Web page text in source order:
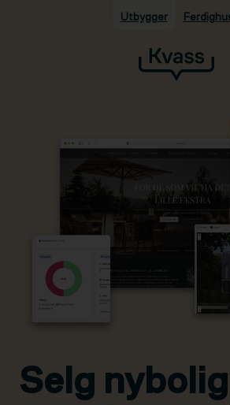
Hopp til hovedinnhold
Utbygger
Selg nybolig